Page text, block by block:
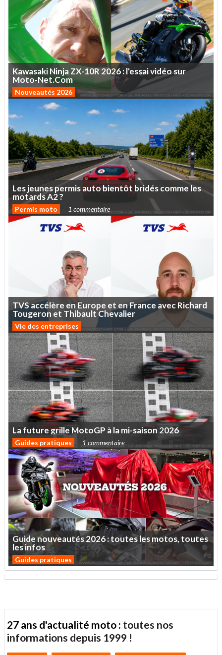
KawasakiNinjaZX-10R2026:l'essaividéosur
Moto-Net.Com
Nouveautés 2026
Lesjeunespermisautobientôt bridéscommeles
motardsA2?
Permis moto 1 commentaire
TVSaccélère enEurope et enFrance avecRichard
Tougeron et Thibault Chevalier
Vie des entreprises
Lafuturegrille MotoGP àlami-saison 2026
Guides pratiques 1 commentaire
Guidenouveautés2026:touteslesmotos,toutes
lesinfos
Guides pratiques
27 ans d'actualité moto : toutes nos
informations depuis 1999 !